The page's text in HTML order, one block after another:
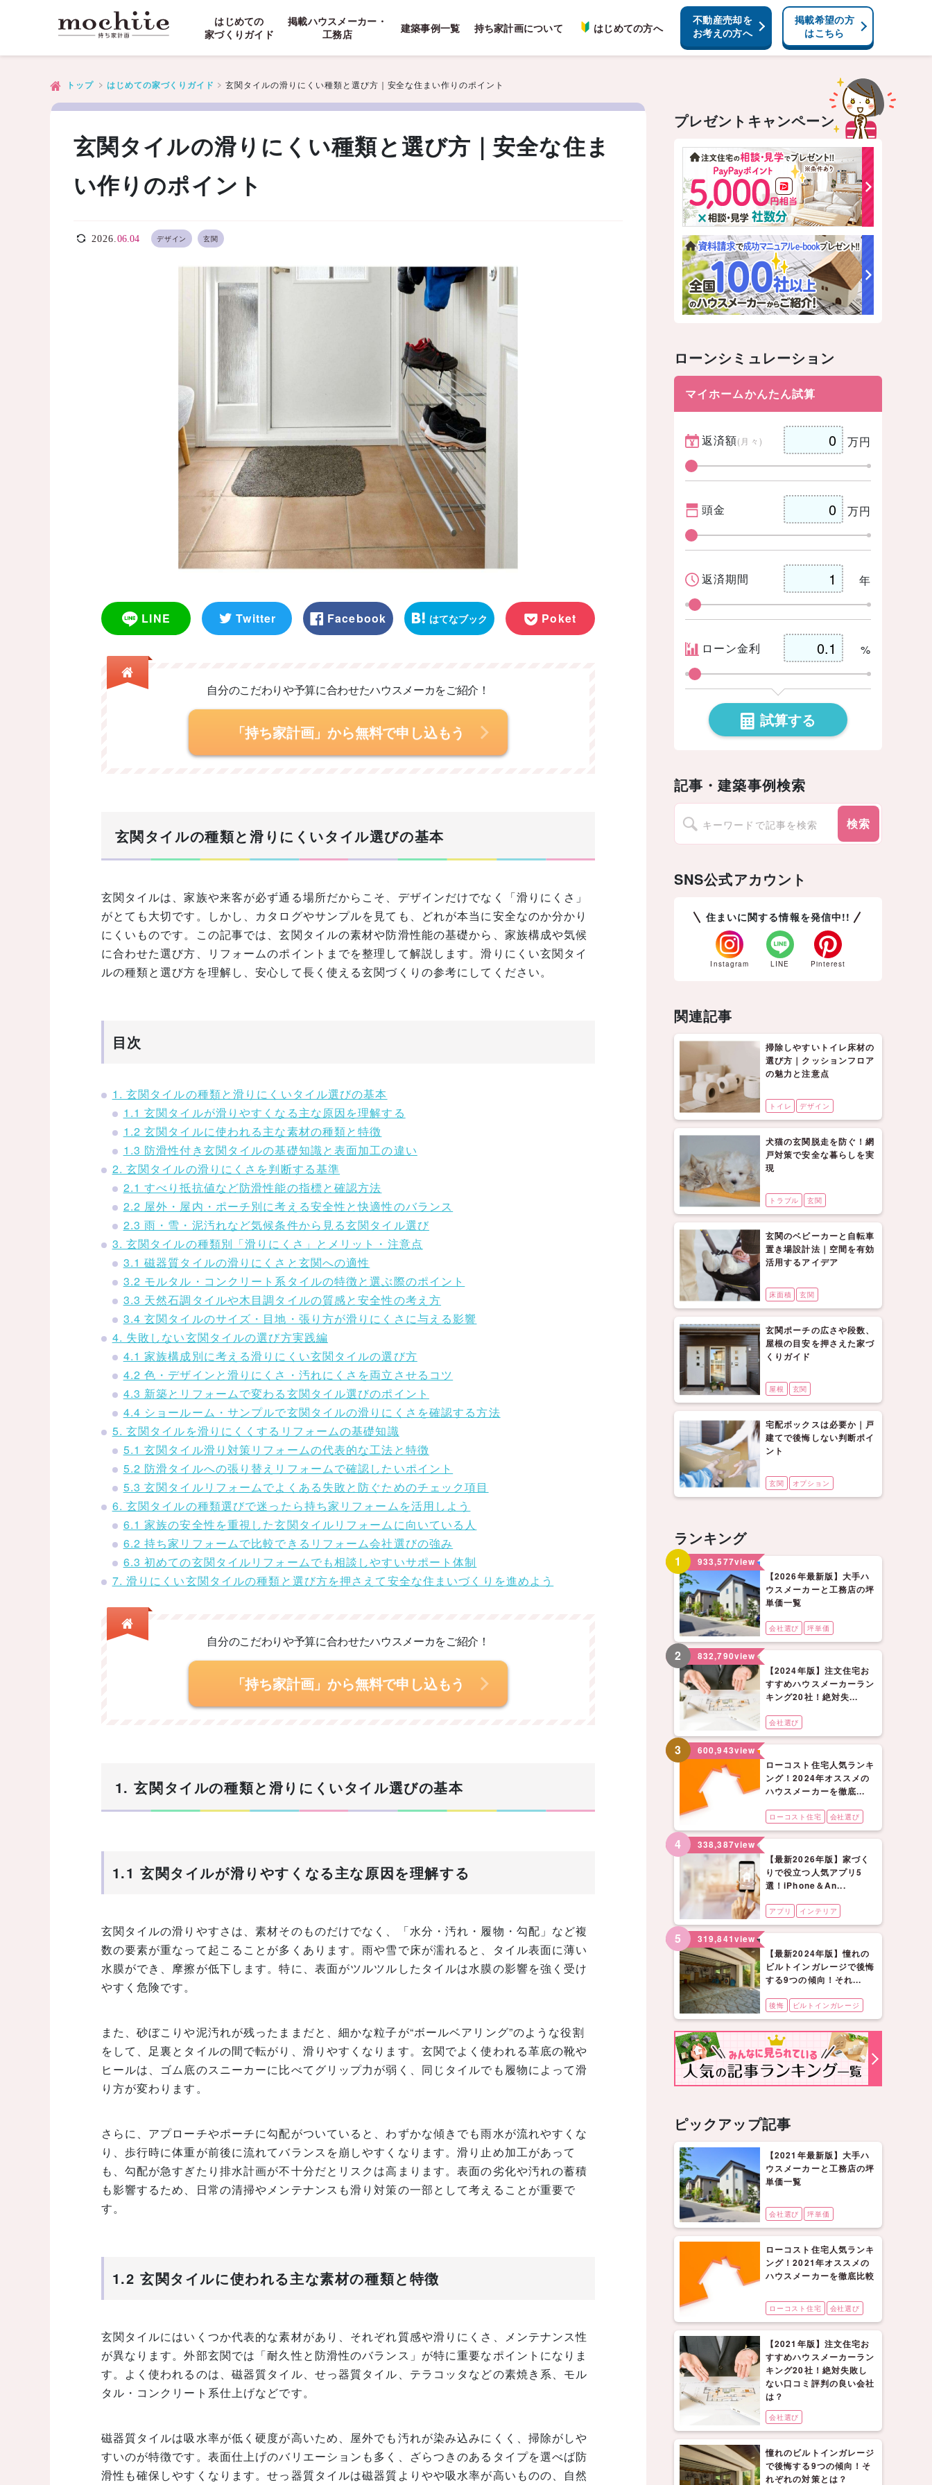
はじめての
家づくりガイド
掲載ハウスメーカー・
工務店
建築事例一覧 持ち家計画について はじめての方へ
不動産売却を
お考えの方へ
掲載希望の方
はこちら
トップ はじめての家づくりガイド 玄関タイルの滑りにくい種類と選び方｜安全な住まい作りのポイント
玄関タイルの滑りにくい種類と選び方｜安全な住ま
い作りのポイント
2026.06.04 デザイン 玄関
LINE Twitter Facebook はてなブック Poket
自分のこだわりや予算に合わせたハウスメーカをご紹介！
「持ち家計画」から無料で申し込もう
玄関タイルの種類と滑りにくいタイル選びの基本
玄関タイルは、家族や来客が必ず通る場所だからこそ、デザインだけでなく「滑りにくさ」
がとても大切です。しかし、カタログやサンプルを見ても、どれが本当に安全なのか分かり
にくいものです。この記事では、玄関タイルの素材や防滑性能の基礎から、家族構成や気候
に合わせた選び方、リフォームのポイントまでを整理して解説します。滑りにくい玄関タイ
ルの種類と選び方を理解し、安心して長く使える玄関づくりの参考にしてください。
目次
1. 玄関タイルの種類と滑りにくいタイル選びの基本
1.1 玄関タイルが滑りやすくなる主な原因を理解する
1.2 玄関タイルに使われる主な素材の種類と特徴
1.3 防滑性付き玄関タイルの基礎知識と表面加工の違い
2. 玄関タイルの滑りにくさを判断する基準
2.1 すべり抵抗値など防滑性能の指標と確認方法
2.2 屋外・屋内・ポーチ別に考える安全性と快適性のバランス
2.3 雨・雪・泥汚れなど気候条件から見る玄関タイル選び
3. 玄関タイルの種類別「滑りにくさ」とメリット・注意点
3.1 磁器質タイルの滑りにくさと玄関への適性
3.2 モルタル・コンクリート系タイルの特徴と選ぶ際のポイント
3.3 天然石調タイルや木目調タイルの質感と安全性の考え方
3.4 玄関タイルのサイズ・目地・張り方が滑りにくさに与える影響
4. 失敗しない玄関タイルの選び方実践編
4.1 家族構成別に考える滑りにくい玄関タイルの選び方
4.2 色・デザインと滑りにくさ・汚れにくさを両立させるコツ
4.3 新築とリフォームで変わる玄関タイル選びのポイント
4.4 ショールーム・サンプルで玄関タイルの滑りにくさを確認する方法
5. 玄関タイルを滑りにくくするリフォームの基礎知識
5.1 玄関タイル滑り対策リフォームの代表的な工法と特徴
5.2 防滑タイルへの張り替えリフォームで確認したいポイント
5.3 玄関タイルリフォームでよくある失敗と防ぐためのチェック項目
6. 玄関タイルの種類選びで迷ったら持ち家リフォームを活用しよう
6.1 家族の安全性を重視した玄関タイルリフォームに向いている人
6.2 持ち家リフォームで比較できるリフォーム会社選びの強み
6.3 初めての玄関タイルリフォームでも相談しやすいサポート体制
7. 滑りにくい玄関タイルの種類と選び方を押さえて安全な住まいづくりを進めよう
自分のこだわりや予算に合わせたハウスメーカをご紹介！
「持ち家計画」から無料で申し込もう
1. 玄関タイルの種類と滑りにくいタイル選びの基本
1.1 玄関タイルが滑りやすくなる主な原因を理解する
玄関タイルの滑りやすさは、素材そのものだけでなく、「水分・汚れ・履物・勾配」など複
数の要素が重なって起こることが多くあります。雨や雪で床が濡れると、タイル表面に薄い
水膜ができ、摩擦が低下します。特に、表面がツルツルしたタイルは水膜の影響を強く受け
やすく危険です。
また、砂ぼこりや泥汚れが残ったままだと、細かな粒子が“ボールベアリング”のような役割
をして、足裏とタイルの間で転がり、滑りやすくなります。玄関でよく使われる革底の靴や
ヒールは、ゴム底のスニーカーに比べてグリップ力が弱く、同じタイルでも履物によって滑
り方が変わります。
さらに、アプローチやポーチに勾配がついていると、わずかな傾きでも雨水が流れやすくな
り、歩行時に体重が前後に流れてバランスを崩しやすくなります。滑り止め加工があって
も、勾配が急すぎたり排水計画が不十分だとリスクは高まります。表面の劣化や汚れの蓄積
も影響するため、日常の清掃やメンテナンスも滑り対策の一部として考えることが重要で
す。
1.2 玄関タイルに使われる主な素材の種類と特徴
玄関タイルにはいくつか代表的な素材があり、それぞれ質感や滑りにくさ、メンテナンス性
が異なります。外部玄関では「耐久性と防滑性のバランス」が特に重要なポイントになりま
す。よく使われるのは、磁器質タイル、せっ器質タイル、テラコッタなどの素焼き系、モル
タル・コンクリート系仕上げなどです。
磁器質タイルは吸水率が低く硬度が高いため、屋外でも汚れが染み込みにくく、掃除がしや
すいのが特徴です。表面仕上げのバリエーションも多く、ざらつきのあるタイプを選べば防
滑性も確保しやすくなります。せっ器質タイルは磁器質よりやや吸水率が高いものの、自然
プレゼントキャンペーン
ローンシミュレーション
マイホームかんたん試算
返済額(月々) 万円
頭金 万円
返済期間 年
ローン金利 %
試算する
記事・建築事例検索
検索
SNS公式アカウント
住まいに関する情報を発信中!!
Instagram LINE Pinterest
関連記事
掃除しやすいトイレ床材の
選び方｜クッションフロア
の魅力と注意点
トイレ デザイン
犬猫の玄関脱走を防ぐ！網
戸対策で安全な暮らしを実
現
トラブル 玄関
玄関のベビーカーと自転車
置き場設計法｜空間を有効
活用するアイデア
床面積 玄関
玄関ポーチの広さや段数、
屋根の目安を押さえた家づ
くりガイド
屋根 玄関
宅配ボックスは必要か｜戸
建てで後悔しない判断ポイ
ント
玄関 オプション
ランキング
1 933,577view
【2026年最新版】大手ハ
ウスメーカーと工務店の坪
単価一覧
会社選び 坪単価
2 832,790view
【2024年版】注文住宅お
すすめハウスメーカーラン
キング20社！絶対失...
会社選び
3 600,943view
ローコスト住宅人気ランキ
ング！2024年オススメの
ハウスメーカーを徹底...
ローコスト住宅 会社選び
4 338,387view
【最新2026年版】家づく
りで役立つ人気アプリ5
選！iPhone＆An...
アプリ インテリア
5 319,841view
【最新2024年版】憧れの
ビルトインガレージで後悔
する9つの傾向！それ...
後悔 ビルトインガレージ
ピックアップ記事
【2021年最新版】大手ハ
ウスメーカーと工務店の坪
単価一覧
会社選び 坪単価
ローコスト住宅人気ランキ
ング！2021年オススメの
ハウスメーカーを徹底比較
ローコスト住宅 会社選び
【2021年版】注文住宅お
すすめハウスメーカーラン
キング20社！絶対失敗し
ない口コミ評判の良い会社
は？
会社選び
憧れのビルトインガレージ
で後悔する9つの傾向！そ
れぞれの対策とは？